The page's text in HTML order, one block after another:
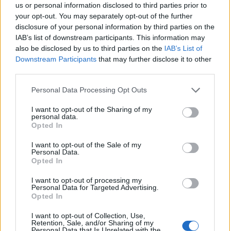
us or personal information disclosed to third parties prior to
your opt-out. You may separately opt-out of the further
disclosure of your personal information by third parties on the
IAB’s list of downstream participants. This information may
also be disclosed by us to third parties on the IAB’s List of
Downstream Participants that may further disclose it to other
Personal Data Processing Opt Outs
I want to opt-out of the Sharing of my
personal data.
Opted In
I want to opt-out of the Sale of my
Personal Data.
Opted In
I want to opt-out of processing my
Personal Data for Targeted Advertising.
Opted In
I want to opt-out of Collection, Use,
Retention, Sale, and/or Sharing of my
Responder:CLARO